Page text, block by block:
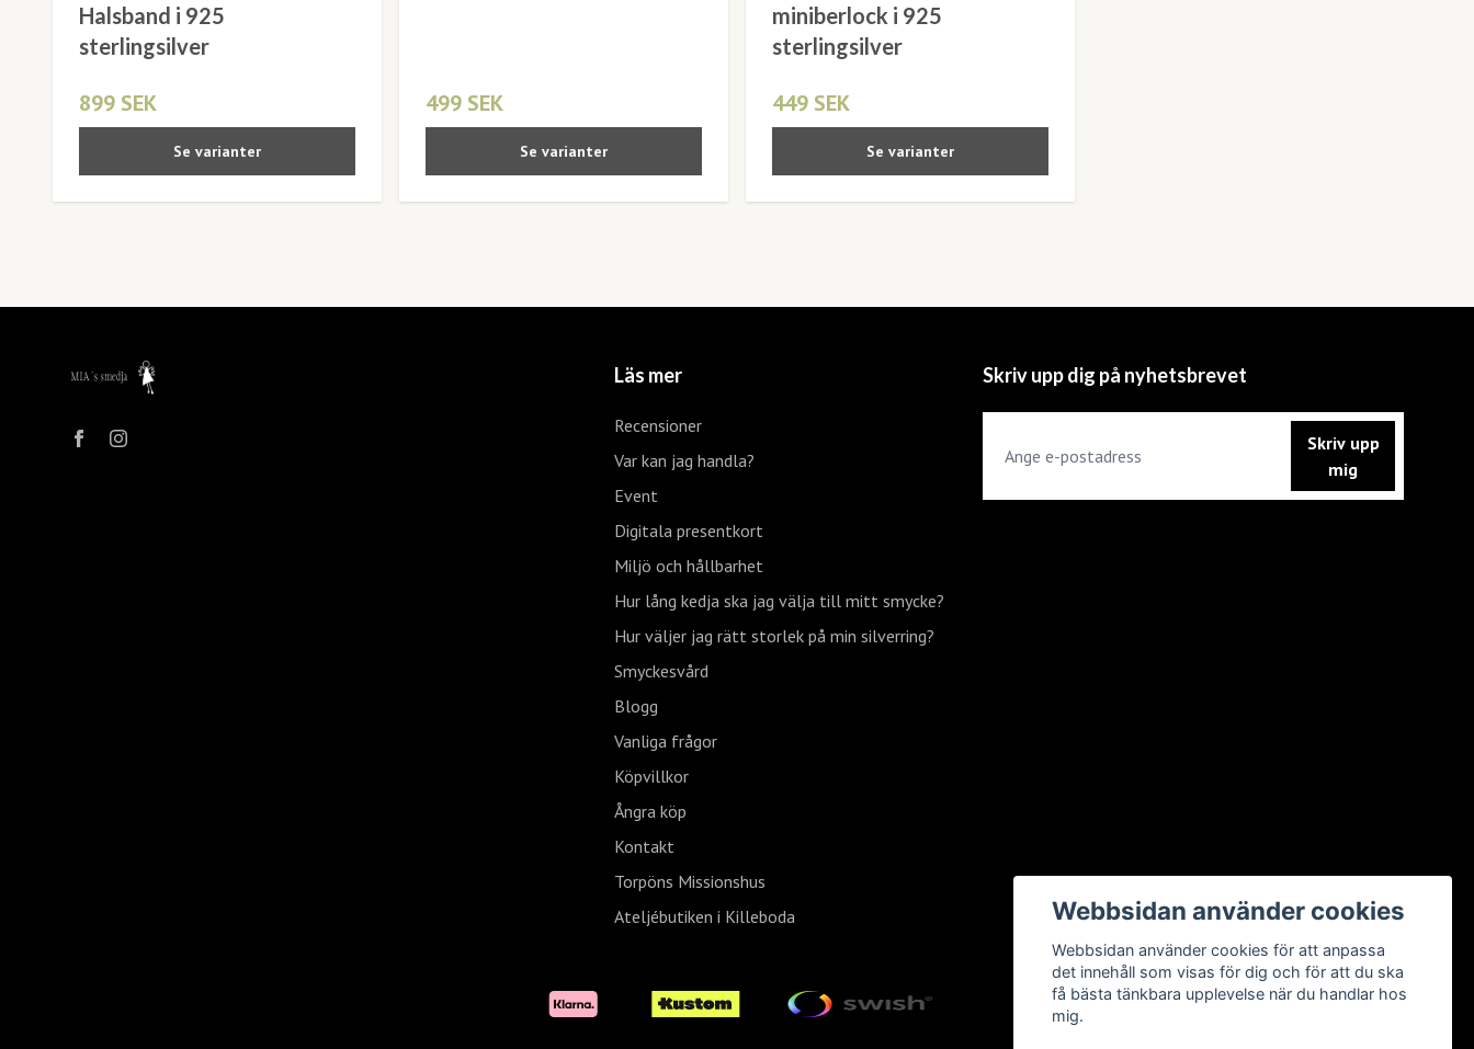
Halsband i 925
sterlingsilver
899 SEK
Se varianter
499 SEK
Se varianter
miniberlock i 925
sterlingsilver
449 SEK
Se varianter
Läs mer
Recensioner
Var kan jag handla?
Event
Digitala presentkort
Miljö och hållbarhet
Hur lång kedja ska jag välja till mitt smycke?
Hur väljer jag rätt storlek på min silverring?
Smyckesvård
Blogg
Vanliga frågor
Köpvillkor
Ångra köp
Kontakt
Torpöns Missionshus
Ateljébutiken i Killeboda
Skriv upp dig på nyhetsbrevet
Skriv upp
mig
Webbsidan använder cookies
Webbsidan använder cookies för att anpassa
det innehåll som visas för dig och för att du ska
få bästa tänkbara upplevelse när du handlar hos
mig.